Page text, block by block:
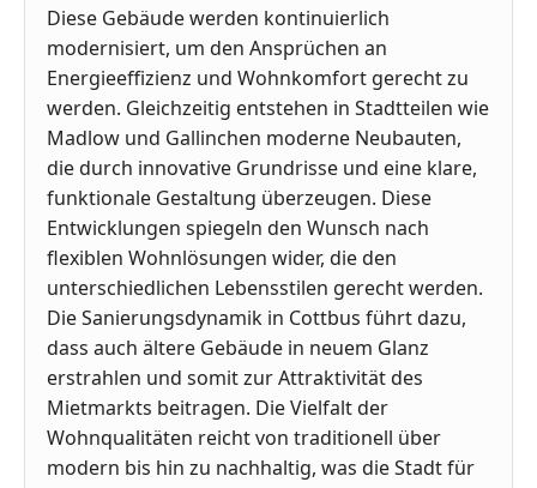
Diese Gebäude werden kontinuierlich
modernisiert, um den Ansprüchen an
Energieeffizienz und Wohnkomfort gerecht zu
werden. Gleichzeitig entstehen in Stadtteilen wie
Madlow und Gallinchen moderne Neubauten,
die durch innovative Grundrisse und eine klare,
funktionale Gestaltung überzeugen. Diese
Entwicklungen spiegeln den Wunsch nach
flexiblen Wohnlösungen wider, die den
unterschiedlichen Lebensstilen gerecht werden.
Die Sanierungsdynamik in Cottbus führt dazu,
dass auch ältere Gebäude in neuem Glanz
erstrahlen und somit zur Attraktivität des
Mietmarkts beitragen. Die Vielfalt der
Wohnqualitäten reicht von traditionell über
modern bis hin zu nachhaltig, was die Stadt für